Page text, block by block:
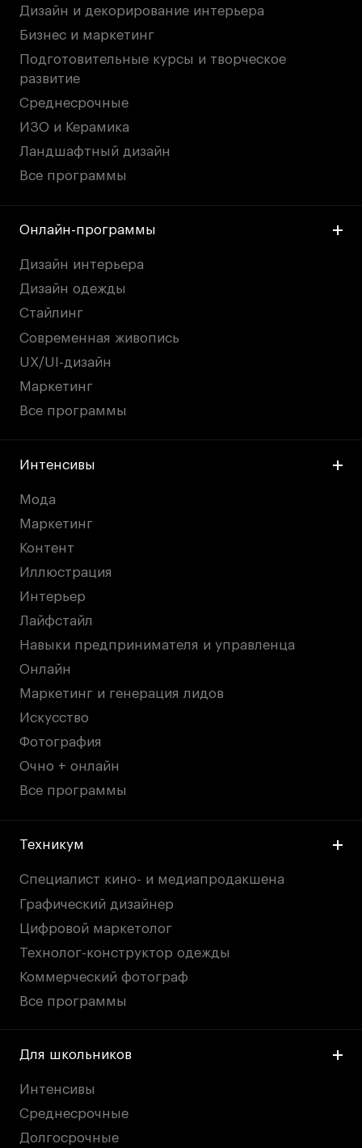
Дизайн и декорирование интерьера
Бизнес и маркетинг
Подготовительные курсы и творческое
развитие
Среднесрочные
ИЗО и Керамика
Ландшафтный дизайн
Все программы
Онлайн-программы
Дизайн интерьера
Дизайн одежды
Стайлинг
Современная живопись
UX/UI-дизайн
Маркетинг
Все программы
Интенсивы
Мода
Маркетинг
Контент
Иллюстрация
Интерьер
Лайфстайл
Навыки предпринимателя и управленца
Онлайн
Маркетинг и генерация лидов
Искусство
Фотография
Очно + онлайн
Все программы
Техникум
Специалист кино- и медиапродакшена
Графический дизайнер
Цифровой маркетолог
Технолог-конструктор одежды
Коммерческий фотограф
Все программы
Для школьников
Интенсивы
Среднесрочные
Долгосрочные